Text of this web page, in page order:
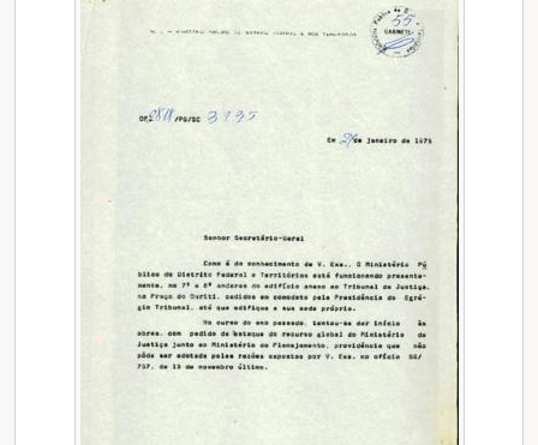
[Subseção] Gestão Política e Administrativa